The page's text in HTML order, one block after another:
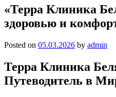
«Терра Клиника
здоровью и
Posted on 05.03.2026 by admin
Терра Клиника
Путеводитель в